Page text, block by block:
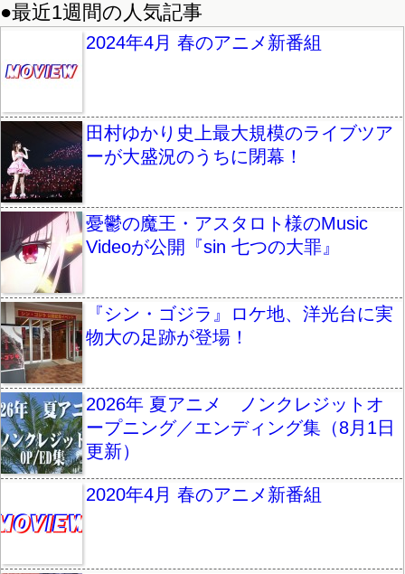
●最近1週間の人気記事
2024年4月 春のアニメ新番組
田村ゆかり史上最大規模のライブツア
ーが大盛況のうちに閉幕！
憂鬱の魔王・アスタロト様のMusic
Videoが公開『sin 七つの大罪』
『シン・ゴジラ』ロケ地、洋光台に実
物大の足跡が登場！
2026年 夏アニメ ノンクレジットオ
ープニング／エンディング集（8月1日
更新）
2020年4月 春のアニメ新番組